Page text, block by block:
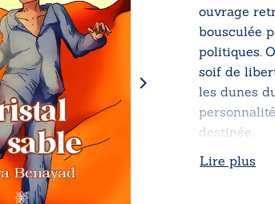
ouvrage
bousculée
politiques.
soif de
les dunes
destinée.
Lire plus